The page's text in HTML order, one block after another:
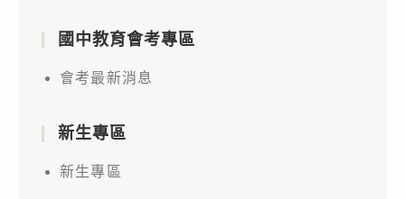
國中教育會考專區
會考最新消息
新生專區
新生專區